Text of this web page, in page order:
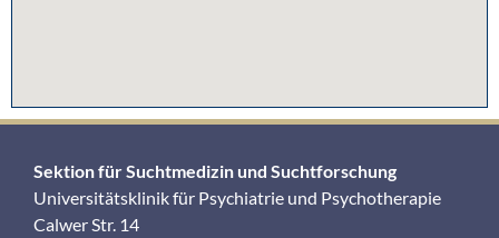
Sektion für Suchtmedizin und Suchtforschung
Universitätsklinik für Psychiatrie und Psychotherapie
Calwer Str. 14